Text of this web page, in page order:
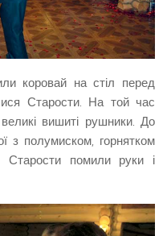
коровай на стіл перед
Старости. На той час
вишиті рушники. До
з полумиском, горнятком
помили руки і